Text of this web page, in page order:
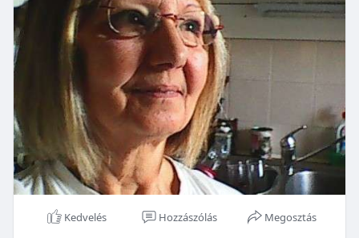
Kedvelés Hozzászólás Megosztás